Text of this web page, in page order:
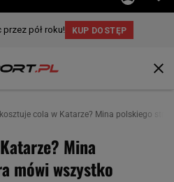
kosztuje cola w Katarze? Mina polskiego
Mina
mówi wszystko